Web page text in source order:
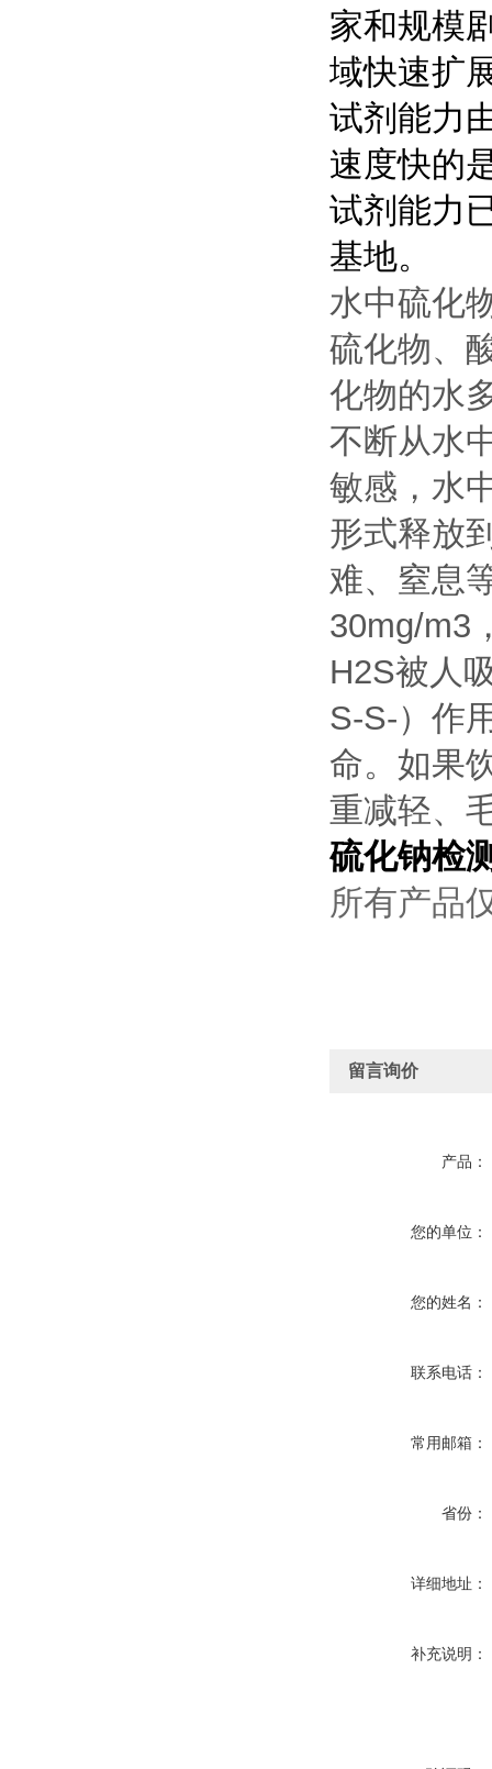
家和规模
域快速扩
试剂能力
速度快的
试剂能力
基地。
水中硫化
硫化物、
化物的水
不断从水
敏感，水
形式释放
难、窒息
30mg/m3
H2S被人
S-S-）作
命。如果
重减轻、
硫化钠检
所有产品
留言询价
产品：
您的单位：
您的姓名：
联系电话：
常用邮箱：
省份：
详细地址：
补充说明：